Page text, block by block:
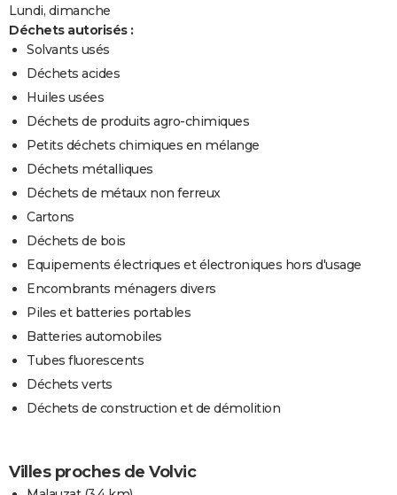
Lundi, dimanche
Déchets autorisés :
Solvants usés
Déchets acides
Huiles usées
Déchets de produits agro-chimiques
Petits déchets chimiques en mélange
Déchets métalliques
Déchets de métaux non ferreux
Cartons
Déchets de bois
Equipements électriques et électroniques hors d'usage
Encombrants ménagers divers
Piles et batteries portables
Batteries automobiles
Tubes fluorescents
Déchets verts
Déchets de construction et de démolition
Villes proches de Volvic